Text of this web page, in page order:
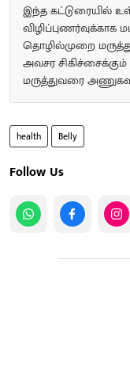
இந்த கட்டுரையில்
தொழில்முறை
அவசர
மருத்துவரை
health Belly
Follow Us